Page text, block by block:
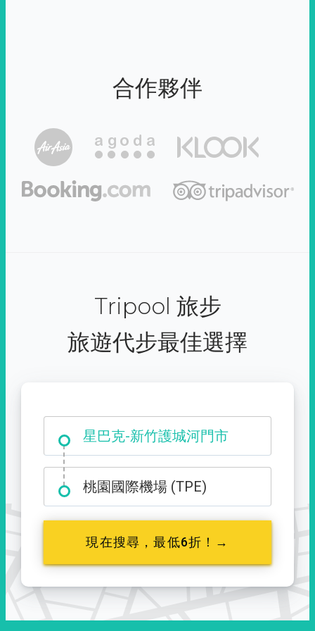
合作夥伴
Tripool 旅步
旅遊代步最佳選擇
星巴克-新竹護城河門市
大霸尖山登山口
桃園國際機場 (TPE)
現在搜尋，最低6折！→